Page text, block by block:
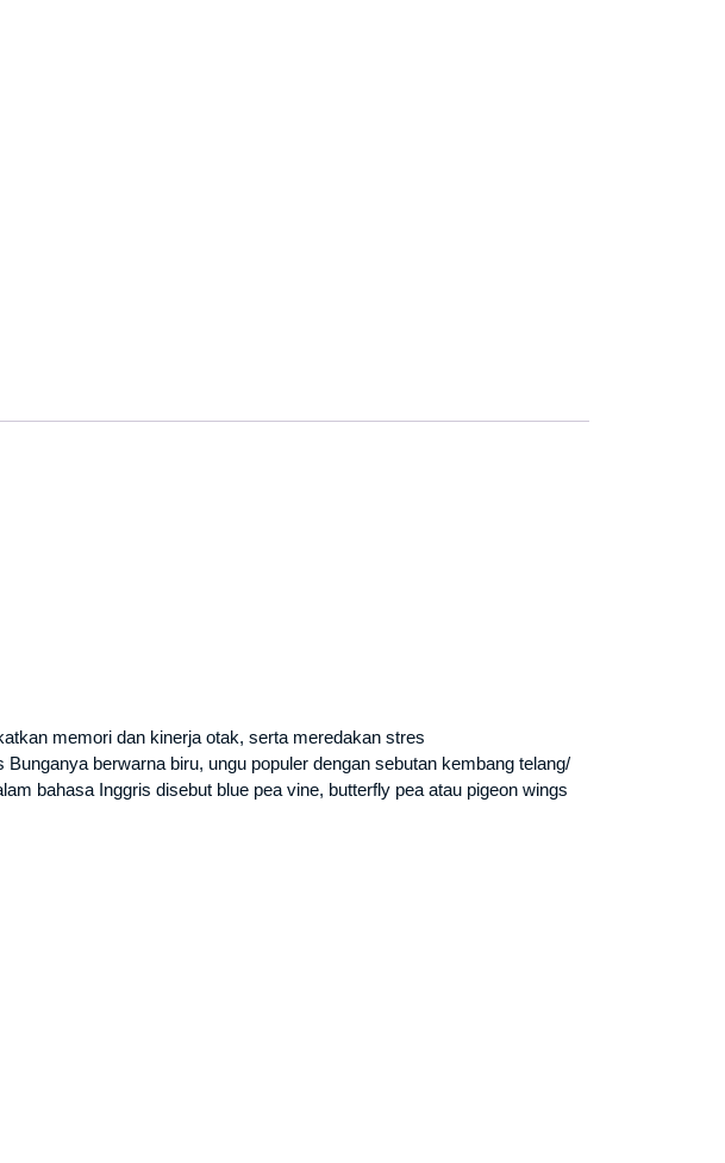
memori dan kinerja otak, serta meredakan stres
berwarna biru, ungu populer dengan sebutan kembang telang/
bahasa Inggris disebut blue pea vine, butterfly pea atau pigeon wings